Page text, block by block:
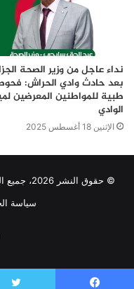
نداء عاجل من وزير الصحة
بعد حادث وادي الحراش:
طبية للمواطنين المعرضين
الوادي
الإثنين 18 أغسطس 2025
© حقوق النشر 2026، جميع الحقوق محفوظة |
سياسة